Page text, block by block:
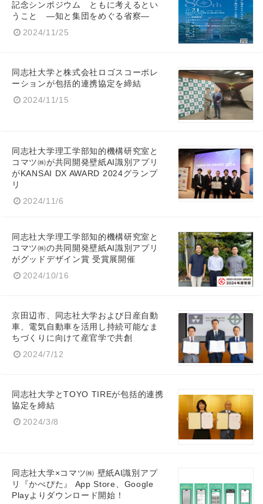
記念シンポジウム ともに考えるとい
うこと ―知と集団をめぐる省察―
2024/11/25
同志社大学と株式会社ロゴスコーポレ
ーションが包括的連携協定を締結
2024/11/15
同志社大学理工学部知的機構研究室と
コマツ㈱が共同開発壁紙AI識別アプリ
がKANSAI DX AWARD 2024グランプ
リ
2024/11/6
同志社大学理工学部知的機構研究室と
コマツ㈱の共同開発壁紙AI識別アプリ
がグッドデザイン賞 受賞展開催
2024/10/16
京田辺市、同志社大学および日産自動
車、電気自動車を活用し持続可能なま
ちづくりに向けて産官学で共創
2024/7/12
同志社大学とTOYO TIREが包括的連携
協定を締結
2024/3/8
同志社大学×コマツ㈱ 壁紙AI識別アプ
リ『かべぴた』 App Store、Google
Playよりダウンロード開始！
Japanese
English